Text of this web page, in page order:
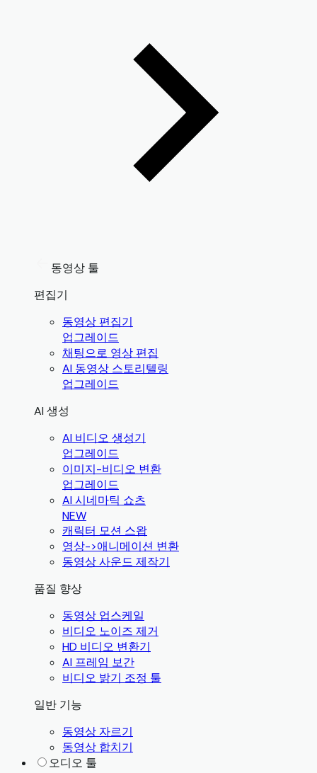
동영상 툴
편집기
동영상 편집기
업그레이드
채팅으로 영상 편집
AI 동영상 스토리텔링
업그레이드
AI 생성
AI 비디오 생성기
업그레이드
이미지-비디오 변환
업그레이드
AI 시네마틱 쇼츠
NEW
캐릭터 모션 스왑
영상->애니메이션 변환
동영상 사운드 제작기
품질 향상
동영상 업스케일
비디오 노이즈 제거
HD 비디오 변환기
AI 프레임 보간
비디오 밝기 조정 툴
일반 기능
동영상 자르기
동영상 합치기
오디오 툴